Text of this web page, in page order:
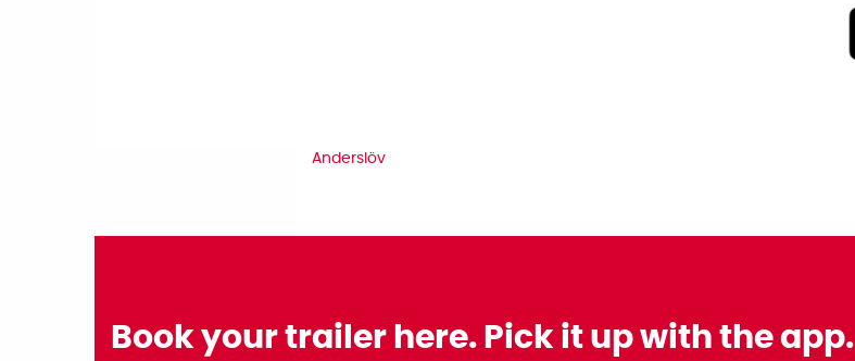
Anderslöv
Book your trailer here. Pick it up with the app.